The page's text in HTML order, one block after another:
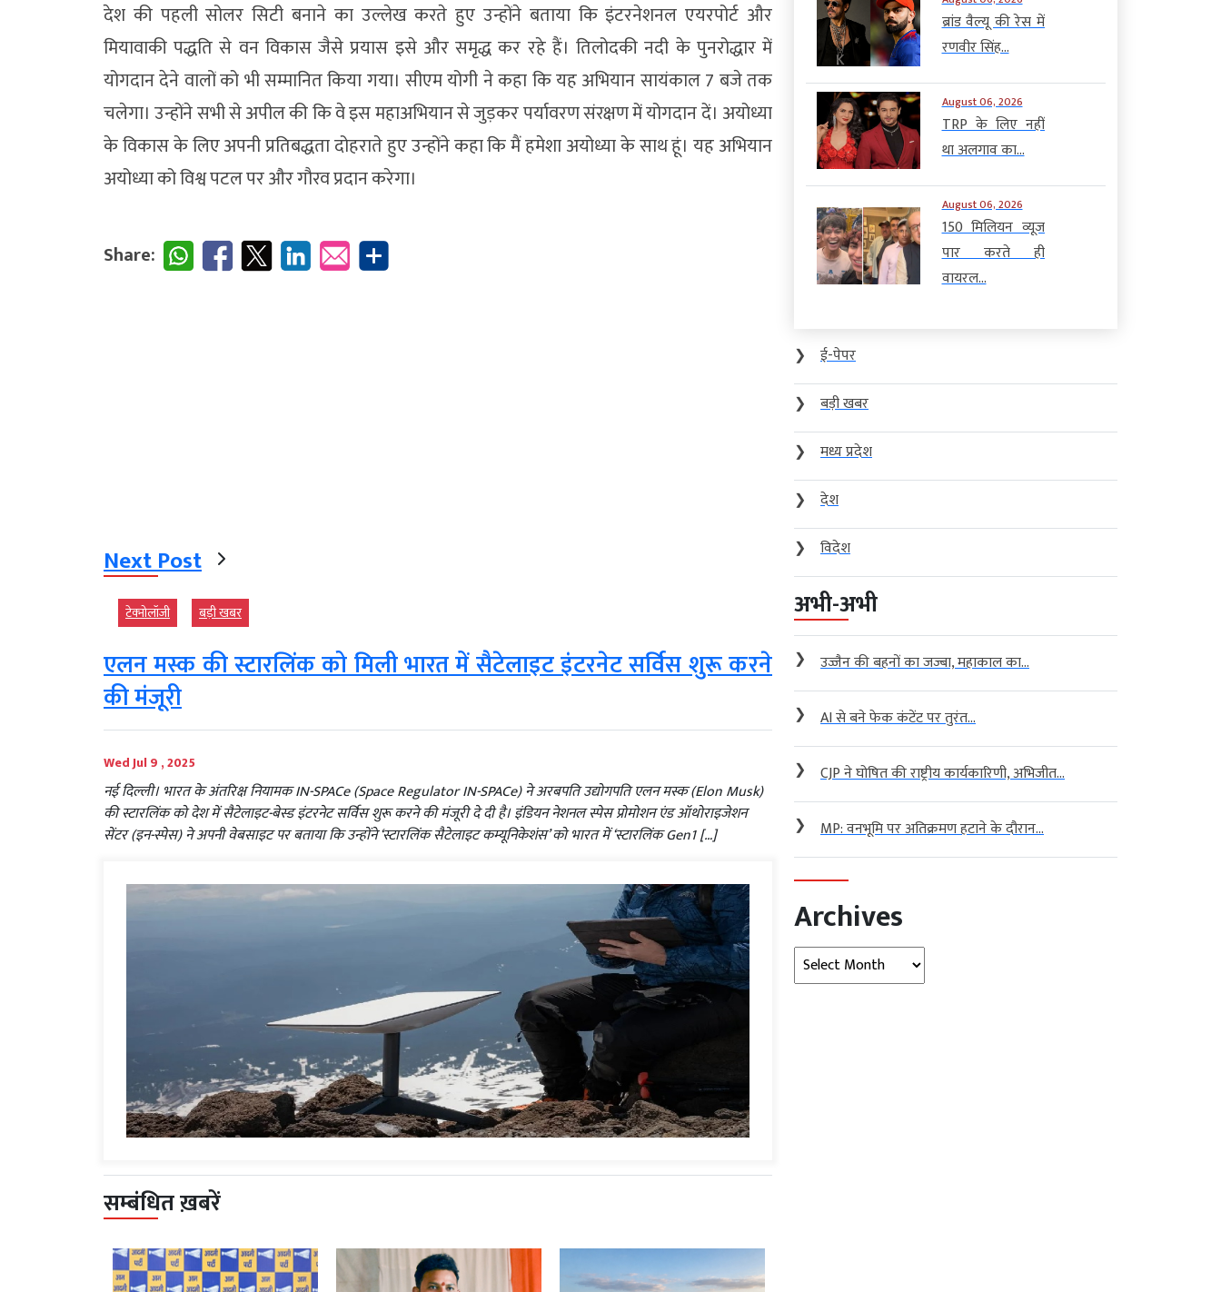
देश की पहली सोलर सिटी बनाने का उल्लेख करते हुए उन्होंने बताया कि इंटरनेशनल एयरपोर्ट और
मियावाकी पद्धति से वन विकास जैसे प्रयास इसे और समृद्ध कर रहे हैं। तिलोदकी नदी के पुनरोद्धार में
योगदान देने वालों को भी सम्मानित किया गया। सीएम योगी ने कहा कि यह अभियान सायंकाल 7 बजे तक
चलेगा। उन्होंने सभी से अपील की कि वे इस महाअभियान से जुड़कर पर्यावरण संरक्षण में योगदान दें। अयोध्या
के विकास के लिए अपनी प्रतिबद्धता दोहराते हुए उन्होंने कहा कि मैं हमेशा अयोध्या के साथ हूं। यह अभियान
अयोध्या को विश्व पटल पर और गौरव प्रदान करेगा।
Share:
Next Post
टेक्‍नोलॉजी बड़ी खबर
एलन मस्क की स्टारलिंक को मिली भारत में सैटेलाइट इंटरनेट सर्विस शुरू करने
की मंजूरी
Wed Jul 9 , 2025
नई दिल्ली। भारत के अंतरिक्ष नियामक IN-SPACe (Space Regulator IN-SPACe) ने अरबपति उद्योगपति एलन मस्क (Elon Musk)
की स्टारलिंक को देश में सैटेलाइट-बेस्ड इंटरनेट सर्विस शुरू करने की मंजूरी दे दी है। इंडियन नेशनल स्पेस प्रोमोशन एंड ऑथोराइजेशन
सेंटर (इन-स्पेस) ने अपनी वेबसाइट पर बताया कि उन्होंने ‘स्टारलिंक सैटेलाइट कम्यूनिकेशंस’ को भारत में ‘स्टारलिंक Gen1 […]
सम्बंधित ख़बरें
ब्रांड वैल्यू की रेस में
रणवीर सिंह...
August 06, 2026
TRP के लिए नहीं
था अलगाव का...
August 06, 2026
150 मिलियन व्यूज
पार करते ही
वायरल...
❯
ई-पेपर
❯
बड़ी खबर
❯
मध्य प्रदेश
❯
देश
❯
विदेश
अभी-अभी
❯ उज्जैन की बहनों का जज्बा, महाकाल का...
❯ AI से बने फेक कंटेंट पर तुरंत...
❯ CJP ने घोषित की राष्ट्रीय कार्यकारिणी, अभिजीत...
❯ MP: वनभूमि पर अतिक्रमण हटाने के दौरान...
Archives
Archives